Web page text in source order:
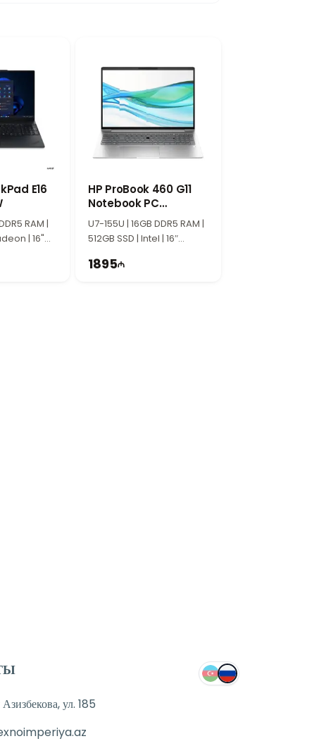
E16
RAM |
| 16"
HP ProBook 460 G11
Notebook PC
A38FQET
U7-155U | 16GB DDR5 RAM |
512GB SSD | Intel | 16″
1895
ул. 185